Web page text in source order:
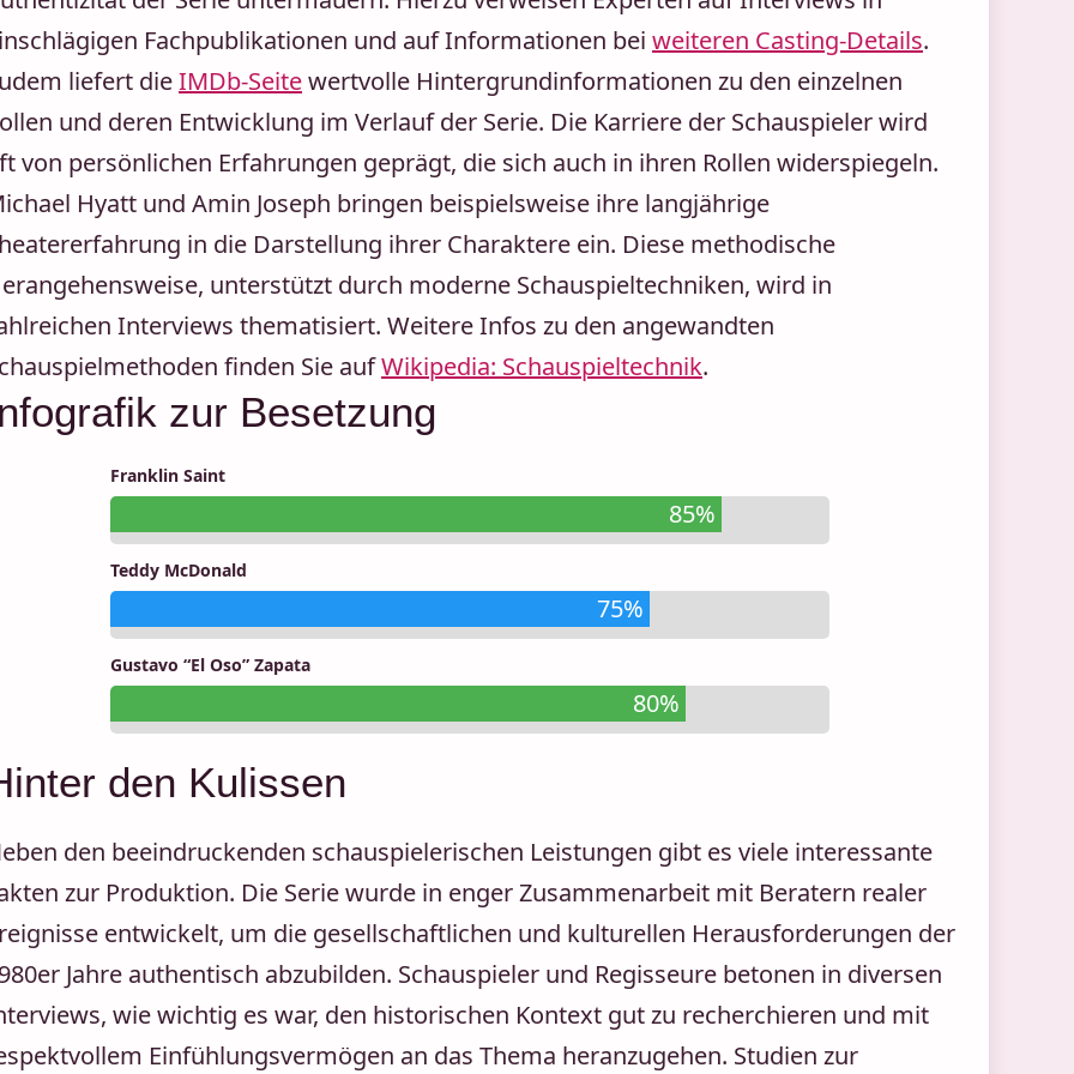
Fachpublikationen und auf Informationen bei weiteren Casting-Details.
liefert dieIMDb-Seitewertvolle Hintergrundinformationen zu den einzelnen
und deren Entwicklung im Verlauf der Serie. Die Karriere der Schauspieler wird
von persönlichen Erfahrungen geprägt, die sich auch in ihren Rollen widerspiegeln.
Hyatt und Amin Joseph bringen beispielsweise ihre langjährige
in die Darstellung ihrer Charaktere ein. Diese methodische
unterstützt durch moderne Schauspieltechniken, wird in
Interviews thematisiert. Weitere Infos zu den angewandten
finden Sie aufWikipedia: Schauspieltechnik.
zur Besetzung
Franklin Saint
85%
Teddy McDonald
75%
Gustavo “El Oso” Zapata
80%
den Kulissen
den beeindruckenden schauspielerischen Leistungen gibt es viele interessante
zur Produktion. Die Serie wurde in enger Zusammenarbeit mit Beratern realer
entwickelt, um die gesellschaftlichen und kulturellen Herausforderungen der
Jahre authentisch abzubilden. Schauspieler und Regisseure betonen in diversen
wie wichtig es war, den historischen Kontext gut zu recherchieren und mit
Einfühlungsvermögen an das Thema heranzugehen. Studien zur